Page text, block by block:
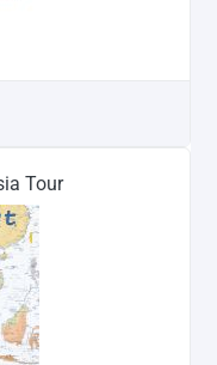
Tour